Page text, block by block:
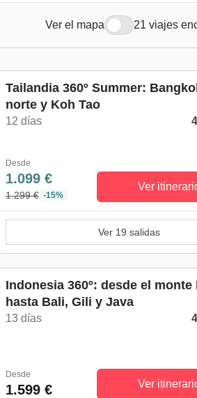
21 viajes
Ver el mapa
De mayo a octubre
Tailandia 360º Summer:
norte y Koh Tao
12 días
Desde
1.099 €
1.299 € -15%
Ver
Ver 19 salidas
Indonesia 360º: desde el monte
hasta Bali, Gili y Java
13 días
Desde
1.599 € Ver